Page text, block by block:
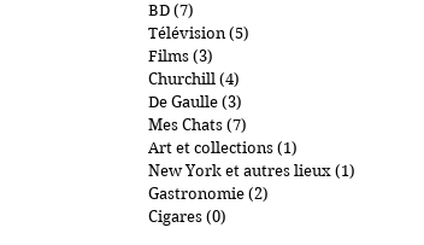
BD (7)
Télévision (5)
Films (3)
Churchill (4)
De Gaulle (3)
Mes Chats (7)
Art et collections (1)
New York et autres lieux (1)
Gastronomie (2)
Cigares (0)